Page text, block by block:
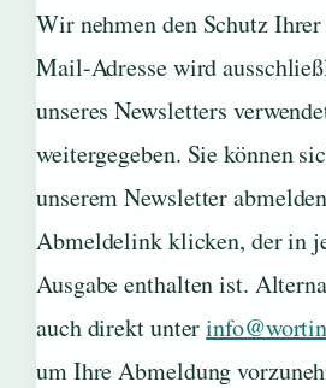
Wir nehmen den Schutz
Mail-Adresse wird
unseres Newsletters
weitergegeben. Sie können
unserem Newsletter
Abmeldelink klicken, der in
Ausgabe enthalten ist.
auch direkt unter
um Ihre Abmeldung